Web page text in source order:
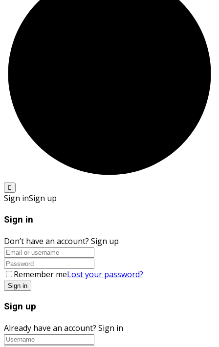
Sign inSign up
Sign in
Don’t have an account? Sign up
Remember meLost your password?
Sign up
Already have an account? Sign in